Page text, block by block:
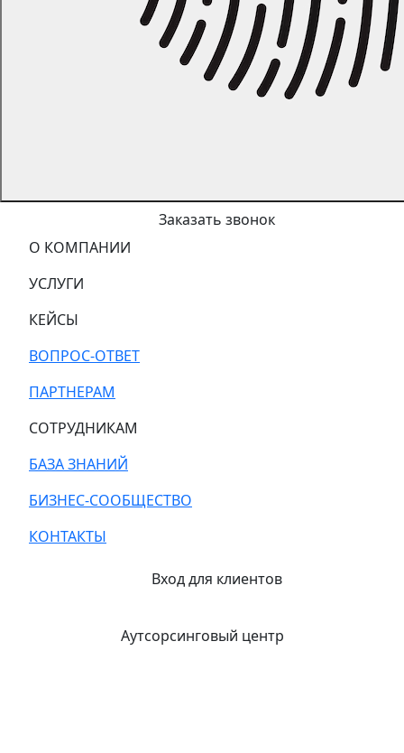
Заказать звонок
О КОМПАНИИ
УСЛУГИ
КЕЙСЫ
ВОПРОС-ОТВЕТ
ПАРТНЕРАМ
СОТРУДНИКАМ
БАЗА ЗНАНИЙ
БИЗНЕС-СООБЩЕСТВО
КОНТАКТЫ
Вход для клиентов
Аутсорсинговый центр